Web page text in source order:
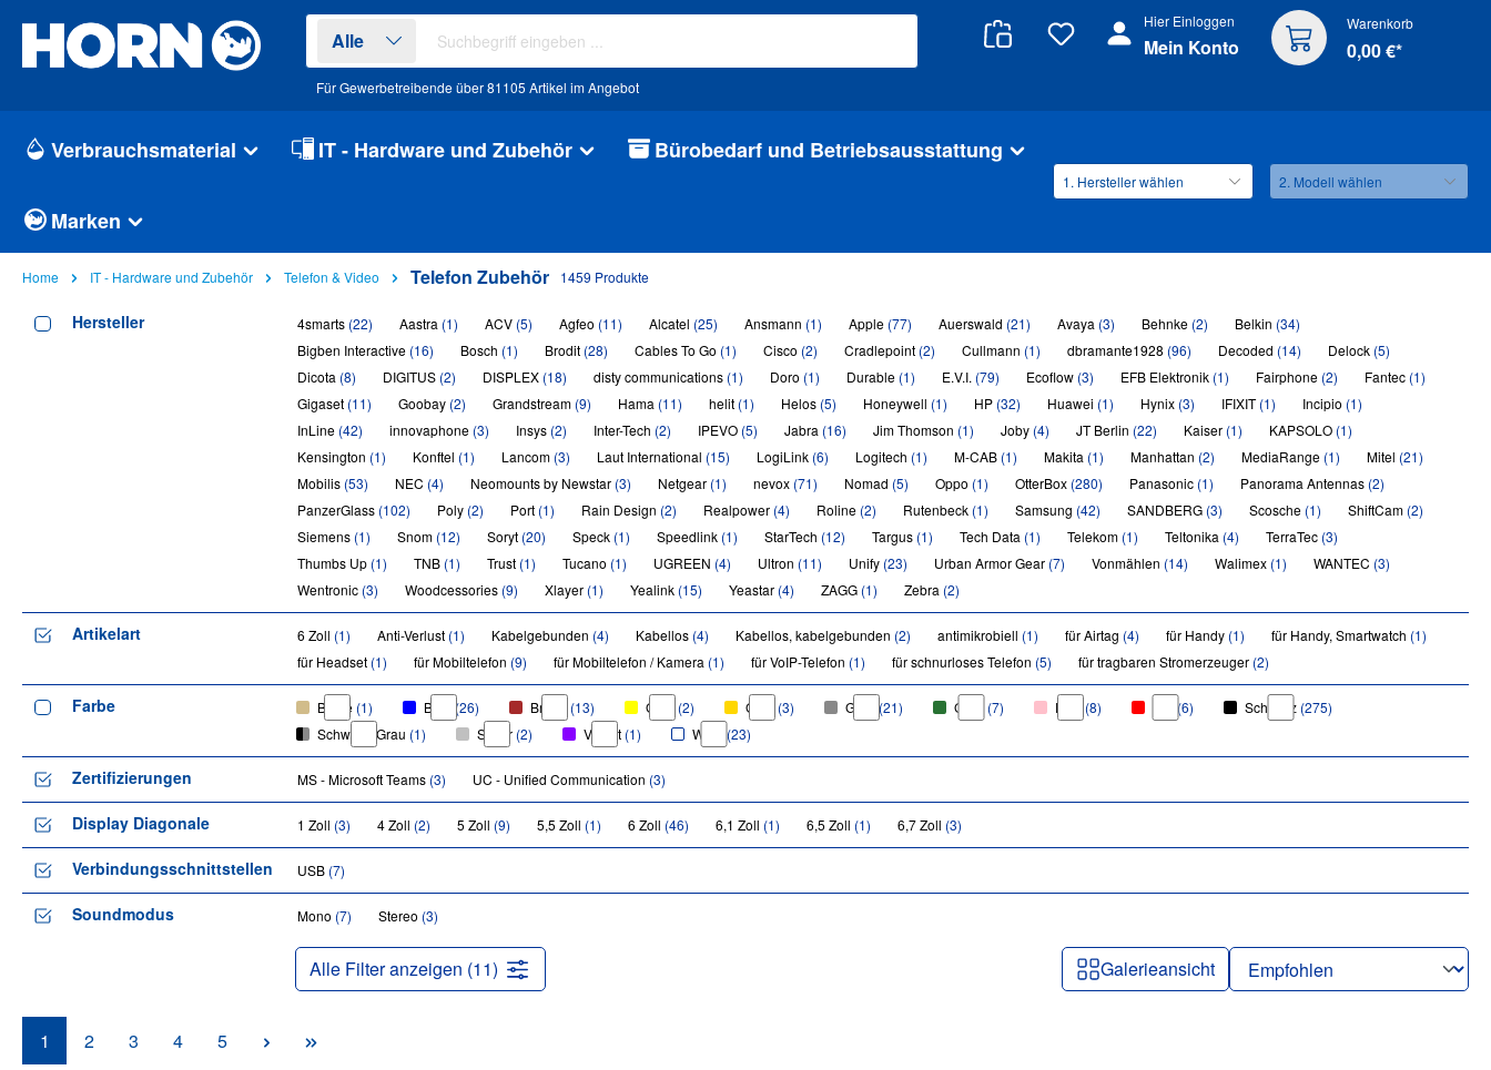
Zur Hauptnavigation springen
Alle
Für Gewerbetreibende über 81105 Artikel im Angebot
Hier Einloggen
Mein Konto
Warenkorb
0,00 €*
Verbrauchsmaterial IT - Hardware und Zubehör Bürobedarf und Betriebsausstattung
Marken
Home IT - Hardware und Zubehör Telefon & Video Telefon Zubehör 1459 Produkte
Galerieansicht
Hersteller 4smarts (22) Aastra (1) ACV (5) Agfeo (11) Alcatel (25) Ansmann (1) Apple (77) Auerswald (21) Avaya (3) Behnke (2) Belkin (34)
Bigben Interactive (16) Bosch (1) Brodit (28) Cables To Go (1) Cisco (2) Cradlepoint (2) Cullmann (1) dbramante1928 (96) Decoded (14) Delock (5)
Dicota (8) DIGITUS (2) DISPLEX (18) disty communications (1) Doro (1) Durable (1) E.V.I. (79) Ecoflow (3) EFB Elektronik (1) Fairphone (2) Fantec (1)
Gigaset (11) Goobay (2) Grandstream (9) Hama (11) helit (1) Helos (5) Honeywell (1) HP (32) Huawei (1) Hynix (3) IFIXIT(1) Incipio (1)
InLine (42) innovaphone (3) Insys (2) Inter-Tech (2) IPEVO (5) Jabra (16) Jim Thomson (1) Joby (4) JT Berlin (22) Kaiser (1) KAPSOLO (1)
Kensington (1) Konftel (1) Lancom (3) Laut International (15) LogiLink (6) Logitech (1) M-CAB (1) Makita (1) Manhattan (2) MediaRange (1) Mitel (21)
Mobilis (53) NEC (4) Neomounts by Newstar (3) Netgear (1) nevox (71) Nomad (5) Oppo (1) OtterBox (280) Panasonic (1) Panorama Antennas (2)
PanzerGlass (102) Poly (2) Port (1) Rain Design (2) Realpower (4) Roline (2) Rutenbeck (1) Samsung (42) SANDBERG (3) Scosche (1) ShiftCam (2)
Siemens (1) Snom (12) Soryt (20) Speck (1) Speedlink (1) StarTech (12) Targus (1) Tech Data (1) Telekom (1) Teltonika (4) TerraTec (3)
Thumbs Up (1) TNB (1) Trust (1) Tucano (1) UGREEN (4) Ultron (11) Unify (23) Urban Armor Gear (7) Vonmählen (14) Walimex (1) WANTEC (3)
Wentronic (3) Woodcessories (9) Xlayer (1) Yealink (15) Yeastar (4) ZAGG (1) Zebra (2)
Artikelart 6 Zoll (1) Anti-Verlust (1) Kabelgebunden (4) Kabellos (4) Kabellos, kabelgebunden (2) antimikrobiell (1) für Airtag (4) für Handy (1) für Handy, Smartwatch (1)
für Headset (1) für Mobiltelefon (9) für Mobiltelefon / Kamera (1) für VoIP-Telefon (1) für schnurloses Telefon (5) für tragbaren Stromerzeuger (2)
Farbe Beige (1) Blau (26) Braun (13) Gelb (2) Gold (3) Grau (21) Grün (7) Pink (8) (6) Schwarz (275)
Schwarz, Grau (1) Silber (2) Violett (1) Weiß (23)
Zertifizierungen MS - Microsoft Teams (3) UC - Unified Communication (3)
Display Diagonale 1 Zoll (3) 4 Zoll (2) 5 Zoll (9) 5,5 Zoll (1) 6 Zoll (46) 6,1 Zoll (1) 6,5 Zoll (1) 6,7 Zoll (3)
Verbindungsschnittstellen USB (7)
Soundmodus Mono (7) Stereo (3)
Alle Filter anzeigen (11)
Seite
1 Seite
2 Seite
3 Seite
4 Seite
5